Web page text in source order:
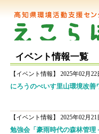
イベント情報一覧
【イベント情報】
2025年02月22
にろうのべいす里山環境改善
【イベント情報】
2025年02月21
勉強会「豪雨時代の森林管